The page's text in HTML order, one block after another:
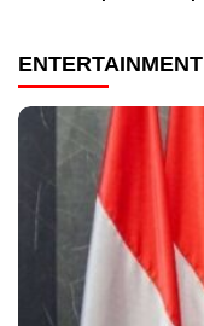
ENTERTAINMENT